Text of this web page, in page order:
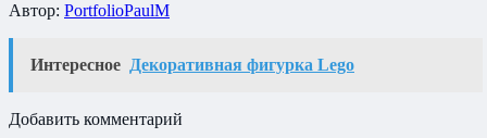
Автор: PortfolioPaulM
Интересное Декоративная фигурка Lego
Добавить комментарий